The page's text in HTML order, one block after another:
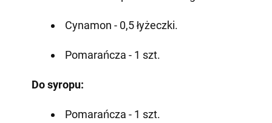
Cynamon - 0,5 łyżeczki.
Pomarańcza - 1 szt.
Do syropu:
Pomarańcza - 1 szt.